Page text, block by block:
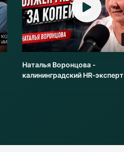
Наталья Воронцова -
калининградский HR‑эксперт